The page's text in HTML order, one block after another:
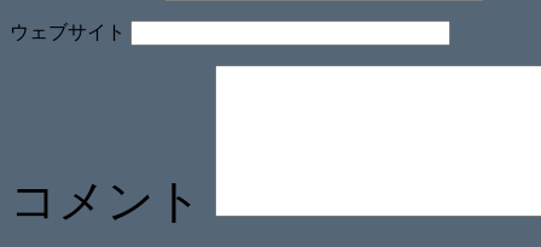
ウェブサイト
コメント